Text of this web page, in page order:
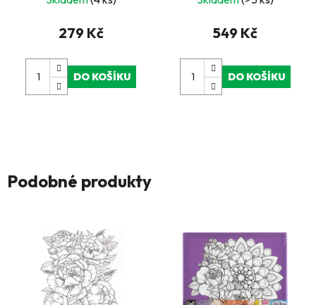
279 Kč
DO KOŠÍKU
549 Kč
DO KOŠÍKU
Podobné produkty